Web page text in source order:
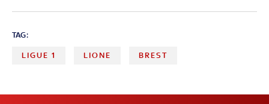
TAG:
LIGUE 1 LIONE BREST